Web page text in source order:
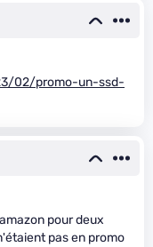
02/promo-un-ssd-
pour deux
pas en promo